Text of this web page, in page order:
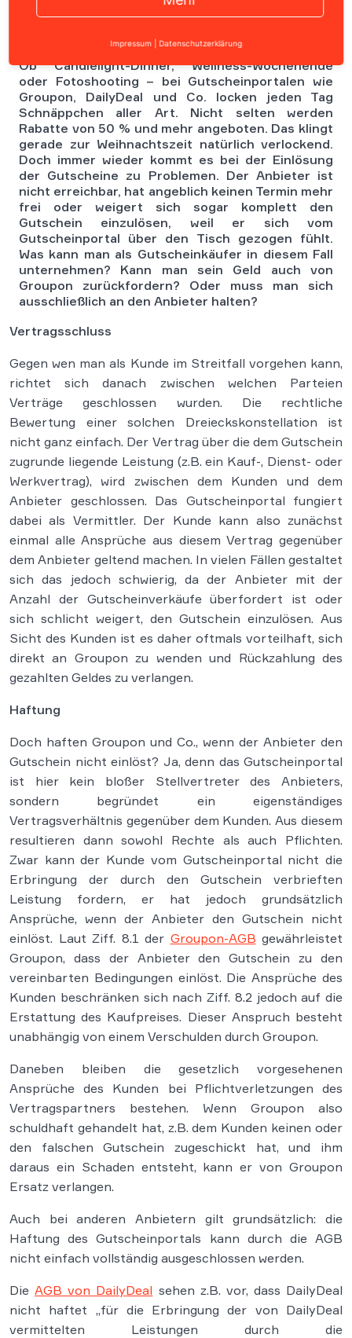
Ob Candlelight-Dinner, Wellness-Wochenende
oder Fotoshooting – bei Gutscheinportalen wie
Groupon, DailyDeal und Co. locken jeden Tag
Schnäppchen aller Art. Nicht selten werden
Rabatte von 50 % und mehr angeboten. Das klingt
gerade zur Weihnachtszeit natürlich verlockend.
Doch immer wieder kommt es bei der Einlösung
der Gutscheine zu Problemen. Der Anbieter ist
nicht erreichbar, hat angeblich keinen Termin mehr
frei oder weigert sich sogar komplett den
Gutschein einzulösen, weil er sich vom
Gutscheinportal über den Tisch gezogen fühlt.
Was kann man als Gutscheinkäufer in diesem Fall
unternehmen? Kann man sein Geld auch von
Groupon zurückfordern? Oder muss man sich
ausschließlich an den Anbieter halten?
Vertragsschluss
Gegen wen man als Kunde im Streitfall vorgehen kann,
richtet sich danach zwischen welchen Parteien
Verträge geschlossen wurden. Die rechtliche
Bewertung einer solchen Dreieckskonstellation ist
nicht ganz einfach. Der Vertrag über die dem Gutschein
zugrunde liegende Leistung (z.B. ein Kauf-, Dienst- oder
Werkvertrag), wird zwischen dem Kunden und dem
Anbieter geschlossen. Das Gutscheinportal fungiert
dabei als Vermittler. Der Kunde kann also zunächst
einmal alle Ansprüche aus diesem Vertrag gegenüber
dem Anbieter geltend machen. In vielen Fällen gestaltet
sich das jedoch schwierig, da der Anbieter mit der
Anzahl der Gutscheinverkäufe überfordert ist oder
sich schlicht weigert, den Gutschein einzulösen. Aus
Sicht des Kunden ist es daher oftmals vorteilhaft, sich
direkt an Groupon zu wenden und Rückzahlung des
gezahlten Geldes zu verlangen.
Haftung
Doch haften Groupon und Co., wenn der Anbieter den
Gutschein nicht einlöst? Ja, denn das Gutscheinportal
ist hier kein bloßer Stellvertreter des Anbieters,
sondern begründet ein eigenständiges
Vertragsverhältnis gegenüber dem Kunden. Aus diesem
resultieren dann sowohl Rechte als auch Pflichten.
Zwar kann der Kunde vom Gutscheinportal nicht die
Erbringung der durch den Gutschein verbrieften
Leistung fordern, er hat jedoch grundsätzlich
Ansprüche, wenn der Anbieter den Gutschein nicht
einlöst. Laut Ziff. 8.1 der Groupon-AGB gewährleistet
Groupon, dass der Anbieter den Gutschein zu den
vereinbarten Bedingungen einlöst. Die Ansprüche des
Kunden beschränken sich nach Ziff. 8.2 jedoch auf die
Erstattung des Kaufpreises. Dieser Anspruch besteht
unabhängig von einem Verschulden durch Groupon.
Daneben bleiben die gesetzlich vorgesehenen
Ansprüche des Kunden bei Pflichtverletzungen des
Vertragspartners bestehen. Wenn Groupon also
schuldhaft gehandelt hat, z.B. dem Kunden keinen oder
den falschen Gutschein zugeschickt hat, und ihm
daraus ein Schaden entsteht, kann er von Groupon
Ersatz verlangen.
Auch bei anderen Anbietern gilt grundsätzlich: die
Haftung des Gutscheinportals kann durch die AGB
nicht einfach vollständig ausgeschlossen werden.
DieAGB von DailyDeal sehen z.B. vor, dass DailyDeal
nicht haftet „für die Erbringung der von DailyDeal
vermittelten Leistungen durch die
Impressum Datenschutzerklärung